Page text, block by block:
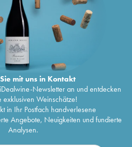
mit uns in Kontakt
Newsletter an und entdecken
exklusiven Weinschätze!
in Ihr Postfach handverlesene
Angebote, Neuigkeiten und fundierte
Analysen.